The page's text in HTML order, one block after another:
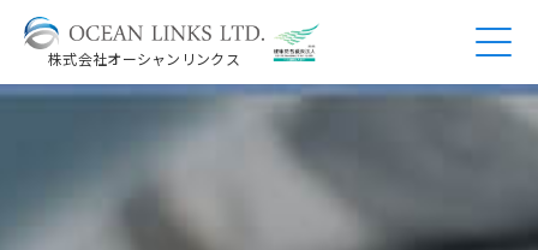
株式会社オーシャンリンクス